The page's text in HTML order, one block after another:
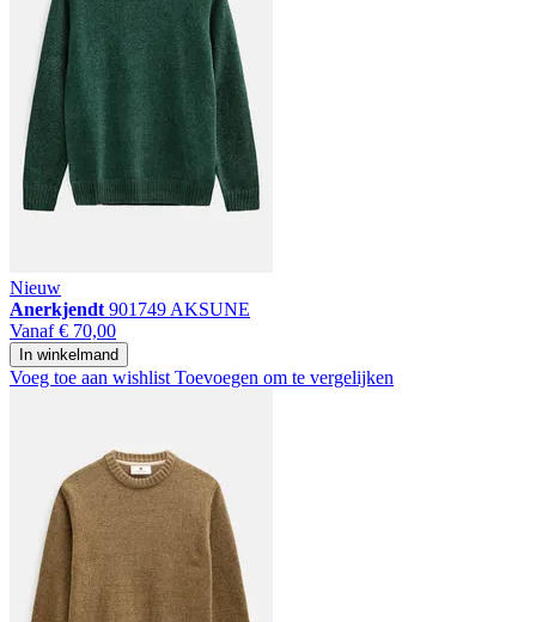
Nieuw
Anerkjendt 901749 AKSUNE
Vanaf € 70,00
In winkelmand
Voeg toe aan wishlist Toevoegen om te vergelijken